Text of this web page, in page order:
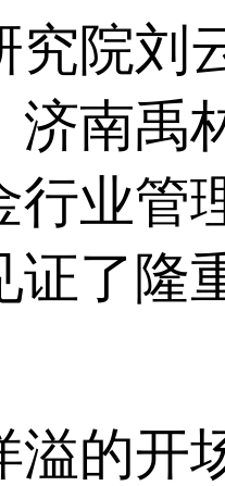
院刘
，济南
业管
了隆重
开场